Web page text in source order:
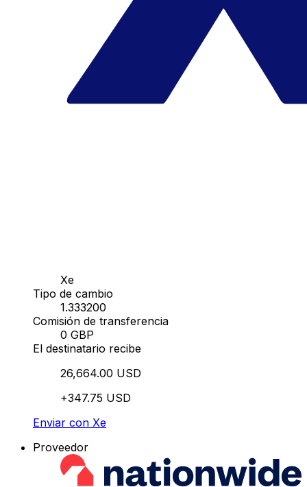
Xe
Tipo de cambio
1.333200
Comisión de transferencia
0 GBP
El destinatario recibe
26,664.00 USD
+347.75 USD
Enviar con Xe
Proveedor